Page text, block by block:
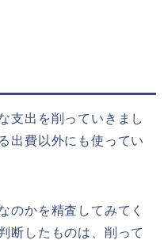
支出を削っていきまし
出費以外にも使ってい
のかを精査してみてく
断したものは、削って